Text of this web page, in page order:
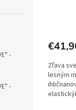
-
-
Zľava
lesným